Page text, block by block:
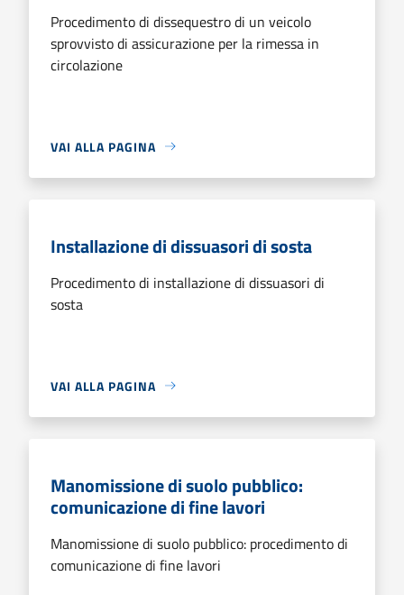
Procedimento di dissequestro di un veicolo
sprovvisto di assicurazione per la rimessa in
circolazione
VAI ALLA PAGINA
Installazione di dissuasori di sosta
Procedimento di installazione di dissuasori di
sosta
VAI ALLA PAGINA
Manomissione di suolo pubblico:
comunicazione di fine lavori
Manomissione di suolo pubblico: procedimento di
comunicazione di fine lavori